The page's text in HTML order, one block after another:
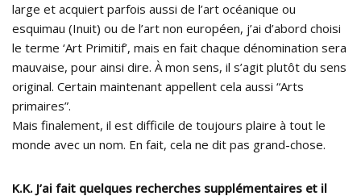
large et acquiert parfois aussi de l’art océanique ou
esquimau (Inuit) ou de l’art non européen, j’ai d’abord choisi
le terme ‘Art Primitif’, mais en fait chaque dénomination sera
mauvaise, pour ainsi dire. À mon sens, il s’agit plutôt du sens
original. Certain maintenant appellent cela aussi “Arts
primaires”.
Mais finalement, il est difficile de toujours plaire à tout le
monde avec un nom. En fait, cela ne dit pas grand-chose.
K.K. J’ai fait quelques recherches supplémentaires et il